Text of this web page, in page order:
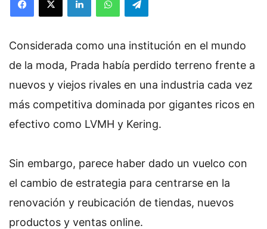
Considerada como una institución en el mundo
de la moda, Prada había perdido terreno frente a
nuevos y viejos rivales en una industria cada vez
más competitiva dominada por gigantes ricos en
efectivo como LVMH y Kering.
Sin embargo, parece haber dado un vuelco con
el cambio de estrategia para centrarse en la
renovación y reubicación de tiendas, nuevos
productos y ventas online.